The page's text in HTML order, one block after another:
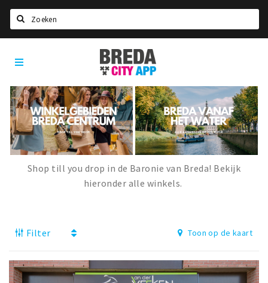
Home
Agenda
Deals
Party pics
Nieuws, interviews & blogs
Recreatief
Winkels
Breda
City
App
Shop till you drop in de Baronie van Breda! Bekijk
hieronder alle winkels.
Filter Toon op de kaart